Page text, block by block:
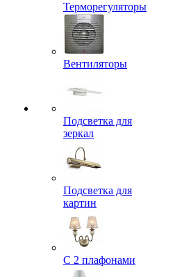
Терморегуляторы
Вентиляторы
Подсветка для
зеркал
Подсветка для
картин
С 2 плафонами